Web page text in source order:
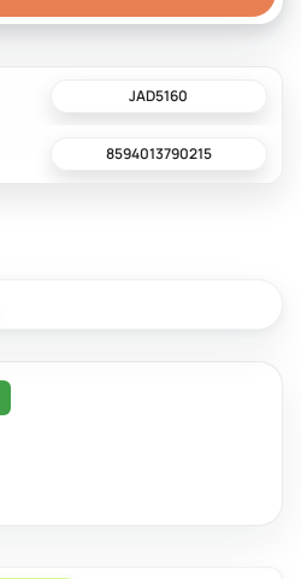
JAD5160
8594013790215